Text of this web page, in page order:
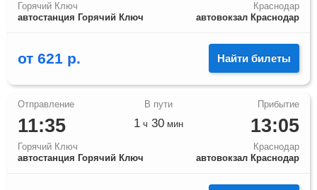
Горячий Ключ
автостанция Горячий Ключ
Краснодар
автовокзал Краснодар
от 621 р. Найти билеты
11:35
Горячий Ключ
автостанция Горячий Ключ
13:05
Краснодар
автовокзал Краснодар
1 ч 30 мин